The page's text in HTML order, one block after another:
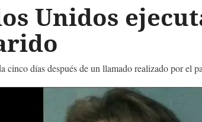
Unidos
cinco días después de un llamado realizado por el